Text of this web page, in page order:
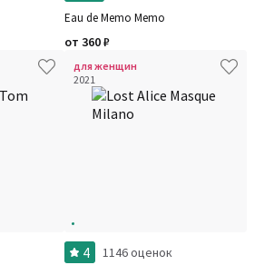
Eau de Memo Memo
от 360₽
для женщин
2021
4 1146 оценок